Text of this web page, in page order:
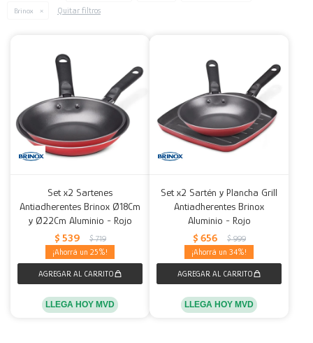
Brinox Quitar filtros
Set x2 Sartenes
Antiadherentes Brinox Ø18Cm
y Ø22Cm Aluminio - Rojo
$ 539 $ 719
25
LLEGA HOY MVD
Set x2 Sartén y Plancha Grill
Antiadherentes Brinox
Aluminio - Rojo
$ 656 $ 999
34
LLEGA HOY MVD
Fundas
Accesorios para el hogar
Herramientas
Muebles Infantiles